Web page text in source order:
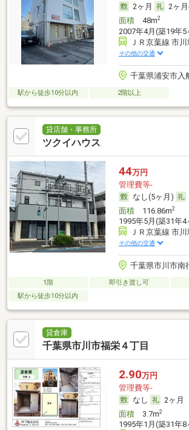
2ヶ月
2ヶ
面積48m2
2007年4月(築19年5
ＪＲ京葉線 市
その他の交通
千葉県浦安市入
駅から徒歩10分以内 2階以上
貸店舗・事務所
ツクイハウス
44万円
管理費等-
なし(5ヶ月)
面積116.86m2
1995年5月(築31年4
ＪＲ京葉線 市
その他の交通
千葉県市川市南
1階 即引き渡し可
駅から徒歩10分以内
貸倉庫
千葉県市川市福栄４丁目
2.90万円
管理費等-
なし
2ヶ月
面積3.7m2
1995年1月(築31年8